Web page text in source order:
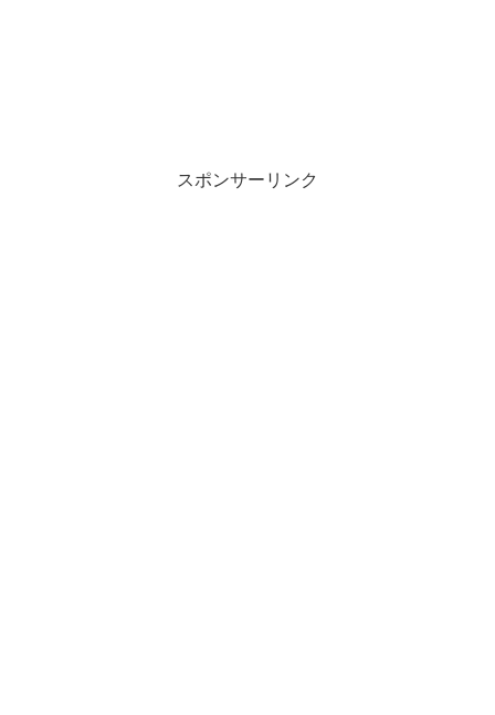
スポンサーリンク